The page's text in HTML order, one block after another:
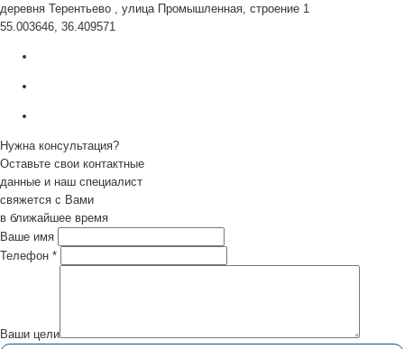
деревня Терентьево , улица Промышленная, строение 1
55.003646, 36.409571
Нужна консультация?
Оставьте свои контактные
данные и наш специалист
свяжется с Вами
в ближайшее время
Ваше имя
Телефон *
Ваши цели